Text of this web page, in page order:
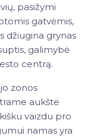
pasižymi
gatvėmis,
džiugina grynas
galimybė
centrą.
zonos
aukšte
vaizdu pro
namas yra